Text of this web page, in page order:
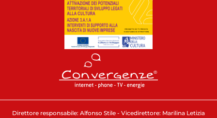
Direttore responsabile: Alfonso Stile - Vicedirettore: Marilina Letizia